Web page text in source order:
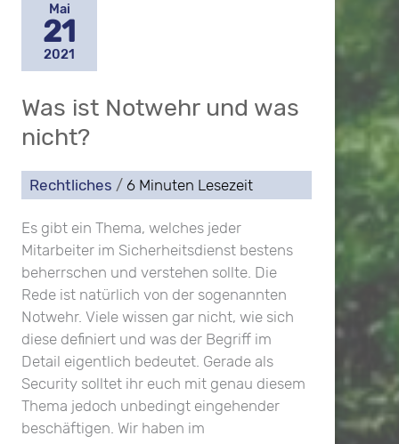
Mai
21
2021
Was ist Notwehr und was
nicht?
Rechtliches / 6 Minuten Lesezeit
Es gibt ein Thema, welches jeder
Mitarbeiter im Sicherheitsdienst bestens
beherrschen und verstehen sollte. Die
Rede ist natürlich von der sogenannten
Notwehr. Viele wissen gar nicht, wie sich
diese definiert und was der Begriff im
Detail eigentlich bedeutet. Gerade als
Security solltet ihr euch mit genau diesem
Thema jedoch unbedingt eingehender
beschäftigen. Wir haben im